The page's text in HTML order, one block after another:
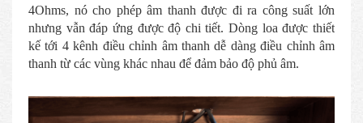
4Ohms, nó cho phép âm thanh được đi ra công suất lớn
nhưng vẫn đáp ứng được độ chi tiết. Dòng loa được thiết
kế tới 4 kênh điều chỉnh âm thanh dễ dàng điều chỉnh âm
thanh từ các vùng khác nhau để đảm bảo độ phủ âm.